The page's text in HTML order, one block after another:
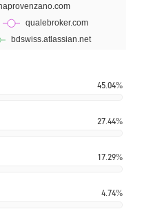
45.04%
27.44%
17.29%
4.74%